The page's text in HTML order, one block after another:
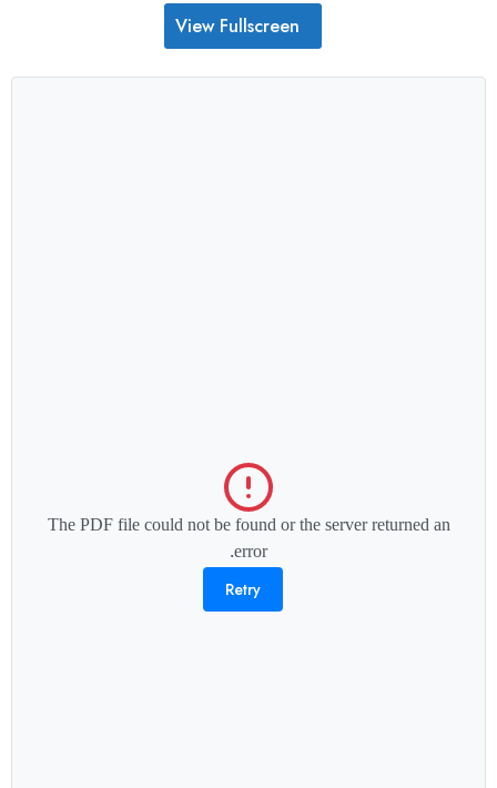
View Fullscreen
The PDF file could not be found or the server returned an
error.
Retry